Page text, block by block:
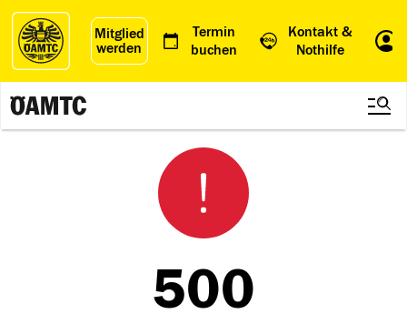
Mitglied
werden
Termin
buchen
Kontakt &
Nothilfe
500